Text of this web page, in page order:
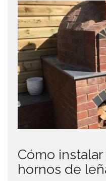
Cómo
hornos de